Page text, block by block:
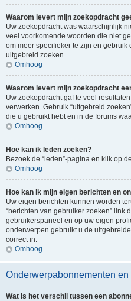
Waarom levert mijn zoekopdracht
Uw zoekopdracht was waarschijnlijk
veel voorkomende woorden die niet
om meer specifieker te zijn en
uitgebreid zoeken.
Omhoog
Waarom levert mijn zoekopdracht
Uw zoekopdracht gaf te veel
verwerken. Gebruik “uitgebreid
die u gebruikt hebt en in de forums
Omhoog
Hoe kan ik leden zoeken?
Bezoek de “leden”-pagina en klik op
Omhoog
Hoe kan ik mijn eigen berichten en
Uw eigen berichten kunnen worden
“berichten van gebruiker zoeken” link
gebruikerspaneel en op uw eigen
onderwerpen gebruikt u de
correct in.
Omhoog
Onderwerpabonnementen
Wat is het verschil tussen een